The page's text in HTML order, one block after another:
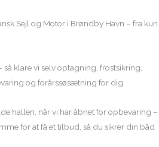
Sejl og Motor i Brøndby Havn – fra kun
klare vi selv optagning, frostsikring,
og forårssøsætning for dig.
hallen, når vi har åbnet for opbevaring –
for at få et tilbud, så du sikrer din båd